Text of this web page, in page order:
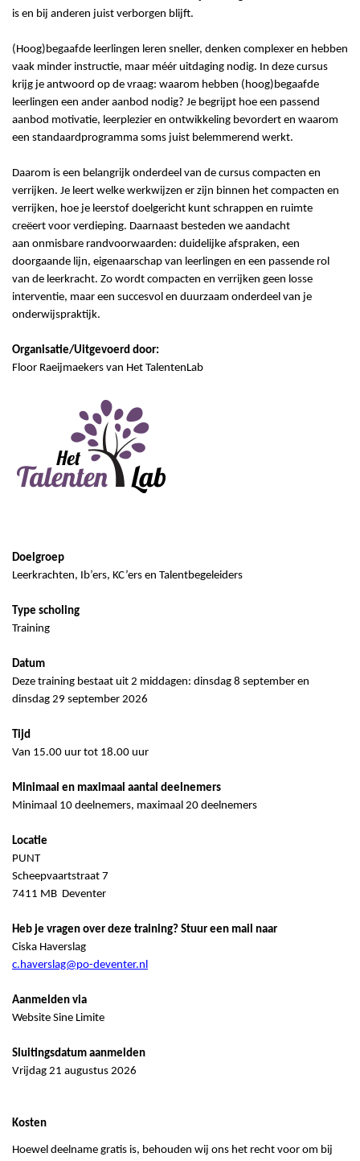
is en bij anderen juist verborgen blijft.
(Hoog)begaafde leerlingen leren sneller, denken complexer en hebben
vaak minder instructie, maar méér uitdaging nodig. In deze cursus
krijg je antwoord op de vraag: waarom hebben (hoog)begaafde
leerlingen een ander aanbod nodig? Je begrijpt hoe een passend
aanbod motivatie, leerplezier en ontwikkeling bevordert en waarom
een standaardprogramma soms juist belemmerend werkt.
Daarom is een belangrijk onderdeel van de cursus compacten en
verrijken. Je leert welke werkwijzen er zijn binnen het compacten en
verrijken, hoe je leerstof doelgericht kunt schrappen en ruimte
creëert voor verdieping. Daarnaast besteden we aandacht
aan onmisbare randvoorwaarden: duidelijke afspraken, een
doorgaande lijn, eigenaarschap van leerlingen en een passende rol
van de leerkracht. Zo wordt compacten en verrijken geen losse
interventie, maar een succesvol en duurzaam onderdeel van je
onderwijspraktijk.
Organisatie/Uitgevoerd door:
Floor Raeijmaekers van Het TalentenLab
Doelgroep
Leerkrachten, Ib’ers, KC’ers en Talentbegeleiders
Type scholing
Training
Datum
Deze training bestaat uit 2 middagen: dinsdag 8 september en
dinsdag 29 september 2026
Tijd
Van 15.00 uur tot 18.00 uur
Minimaal en maximaal aantal deelnemers
Minimaal 10 deelnemers, maximaal 20 deelnemers
Locatie
PUNT
Scheepvaartstraat 7
7411 MB Deventer
Heb je vragen over deze training? Stuur een mail naar
Ciska Haverslag
c.haverslag@po-deventer.nl
Aanmelden via
Website Sine Limite
Sluitingsdatum aanmelden
Vrijdag 21 augustus 2026
Kosten
Hoewe l deelname gratis is, behouden wij ons het recht voor om bij